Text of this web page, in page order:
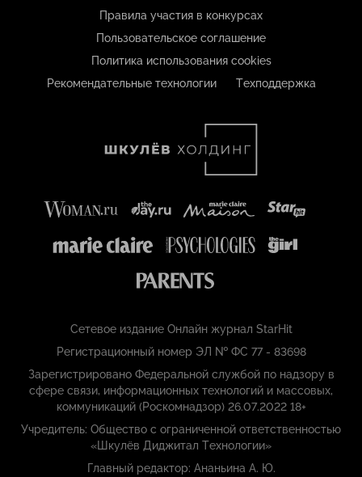
Правила участия в конкурсах
Пользовательское соглашение
Политика использования cookies
Рекомендательные технологии
Техподдержка
Сетевое издание Онлайн журнал StarHit
Регистрационный номер ЭЛ № ФС 77 - 83698
Зарегистрировано Федеральной службой по надзору в
сфере связи, информационных технологий и массовых,
коммуникаций (Роскомнадзор) 26.07.2022 18+
Учредитель: Общество с ограниченной ответственностью
«Шкулёв Диджитал Технологии»
Главный редактор: Ананьина А. Ю.